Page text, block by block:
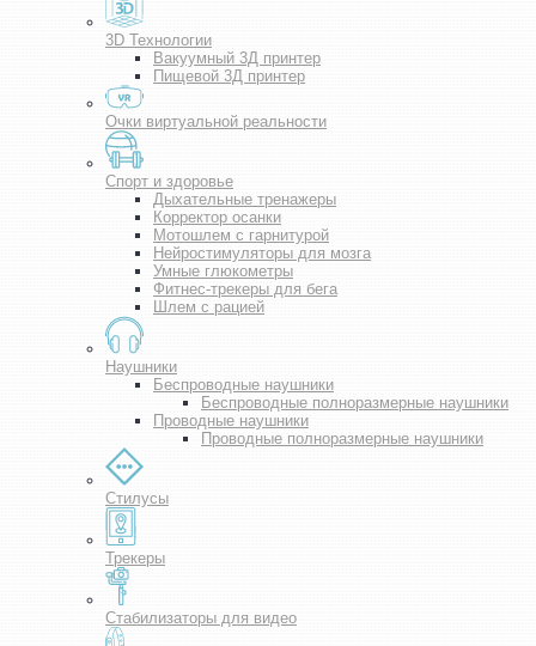
3D Технологии
Вакуумный 3Д принтер
Пищевой 3Д принтер
Очки виртуальной реальности
Спорт и здоровье
Дыхательные тренажеры
Корректор осанки
Мотошлем с гарнитурой
Нейростимуляторы для мозга
Умные глюкометры
Фитнес-трекеры для бега
Шлем с рацией
Наушники
Беспроводные наушники
Беспроводные полноразмерные наушники
Проводные наушники
Проводные полноразмерные наушники
Стилусы
Трекеры
Стабилизаторы для видео